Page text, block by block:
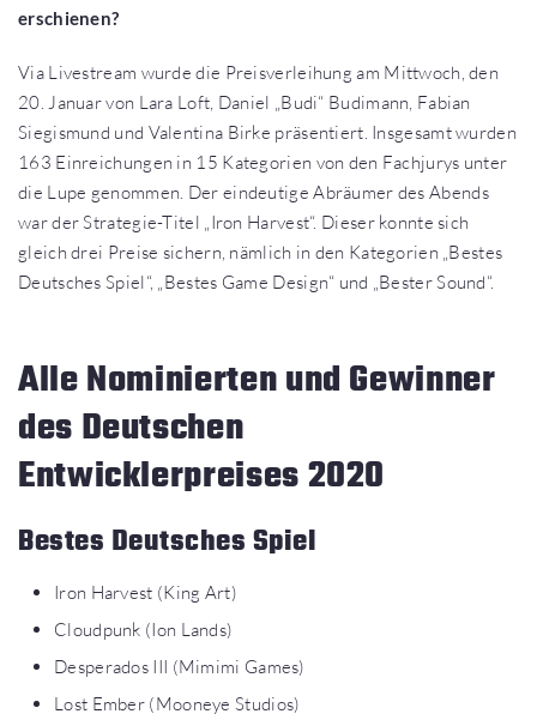
erschienen?
Via Livestream wurde die Preisverleihung am Mittwoch, den
20. Januar von Lara Loft, Daniel „Budi“ Budimann, Fabian
Siegismund und Valentina Birke präsentiert. Insgesamt wurden
163 Einreichungen in 15 Kategorien von den Fachjurys unter
die Lupe genommen. Der eindeutige Abräumer des Abends
war der Strategie-Titel „Iron Harvest“. Dieser konnte sich
gleich drei Preise sichern, nämlich in den Kategorien „Bestes
Deutsches Spiel“, „Bestes Game Design“ und „Bester Sound“.
Alle Nominierten und Gewinner
des Deutschen
Entwicklerpreises 2020
Bestes Deutsches Spiel
Iron Harvest (King Art)
Cloudpunk (Ion Lands)
Desperados III (Mimimi Games)
Lost Ember (Mooneye Studios)